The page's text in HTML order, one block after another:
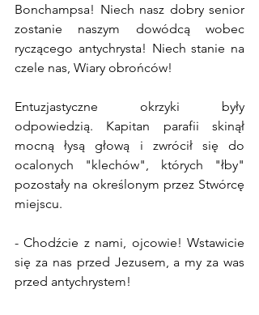
Bonchampsa! Niech nasz dobry senior
zostanie naszym dowódcą wobec
ryczącego antychrysta! Niech stanie na
czele nas, Wiary obrońców!
Entuzjastyczne okrzyki były
odpowiedzią. Kapitan parafii skinął
mocną łysą głową i zwrócił się do
ocalonych "klechów", których "łby"
pozostały na określonym przez Stwórcę
miejscu.
- Chodźcie z nami, ojcowie! Wstawicie
się za nas przed Jezusem, a my za was
przed antychrystem!